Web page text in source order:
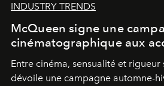
INDUSTRY TRENDS
McQueen signe une
cinématographique aux
Entre cinéma, sensualité et
dévoile une campagne automne-